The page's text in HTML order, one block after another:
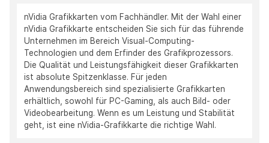
nVidia Grafikkarten vom Fachhändler. Mit der Wahl einer
nVidia Grafikkarte entscheiden Sie sich für das führende
Unternehmen im Bereich Visual-Computing-
Technologien und dem Erfinder des Grafikprozessors.
Die Qualität und Leistungsfähigkeit dieser Grafikkarten
ist absolute Spitzenklasse. Für jeden
Anwendungsbereich sind spezialisierte Grafikkarten
erhältlich, sowohl für PC-Gaming, als auch Bild- oder
Videobearbeitung. Wenn es um Leistung und Stabilität
geht, ist eine nVidia-Grafikkarte die richtige Wahl.